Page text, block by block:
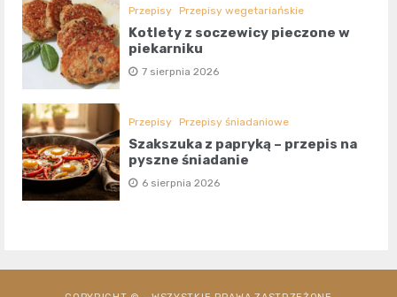
Przepisy Przepisy wegetariańskie
Kotlety z soczewicy pieczone w
piekarniku
7 sierpnia 2026
Przepisy Przepisy śniadaniowe
Szakszuka z papryką – przepis na
pyszne śniadanie
6 sierpnia 2026